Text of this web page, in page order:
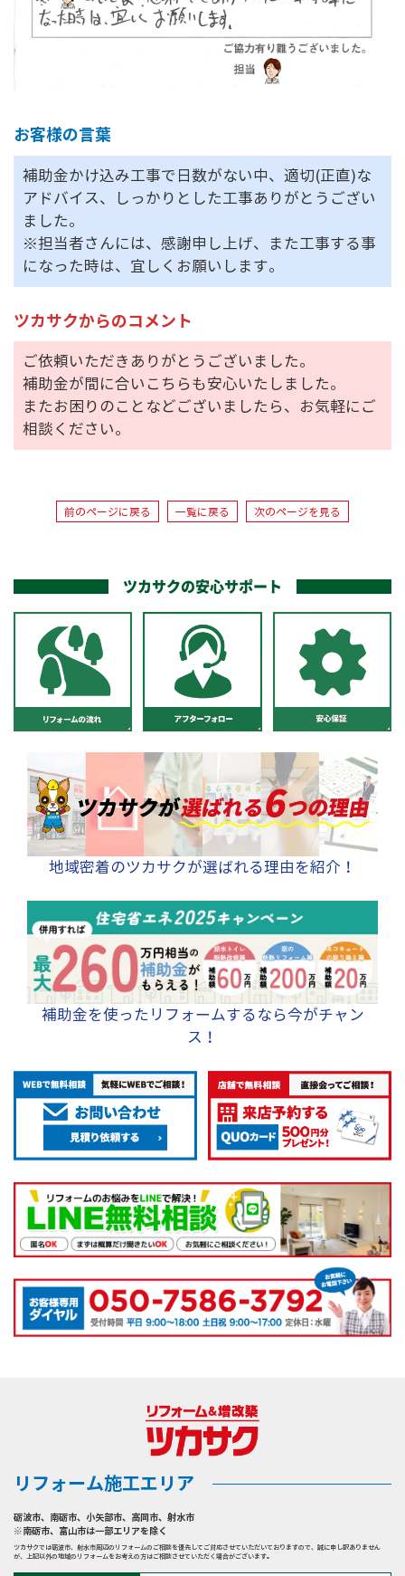
お客様の言葉
補助金かけ込み工事で日数がない中、適切(正直)な
アドバイス、しっかりとした工事ありがとうござい
ました。
※担当者さんには、感謝申し上げ、また工事する事
になった時は、宜しくお願いします。
ツカサクからのコメント
ご依頼いただきありがとうございました。
補助金が間に合いこちらも安心いたしました。
またお困りのことなどございましたら、お気軽にご
相談ください。
前のページに戻る 一覧に戻る 次のページを見る
ツカサクの安心サポート
地域密着のツカサクが選ばれる理由を紹介！
補助金を使ったリフォームするなら今がチャン
ス！
リフォーム施工エリア
砺波市、 南砺市、 小矢部市、 高岡市、 射水市
※南砺市、富山市は一部エリアを除く
ツカサクでは砺波市、射水市周辺のリフォームのご相談を優先してご対応させていただいておりますので、誠に申し訳ありません
が、上記以外の地域のリフォームをお考えの方はご相談させていただく場合がございます。